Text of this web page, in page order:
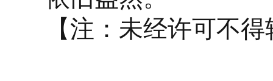
【注：未经许可不